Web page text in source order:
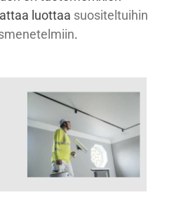
luottaa suositeltuihin
.